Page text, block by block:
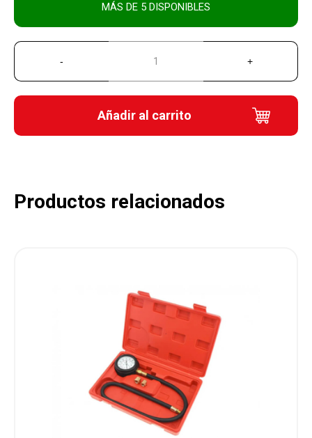
era:
es:
MÁS DE 5 DISPONIBLES
Añadir al carrito
Productos relacionados